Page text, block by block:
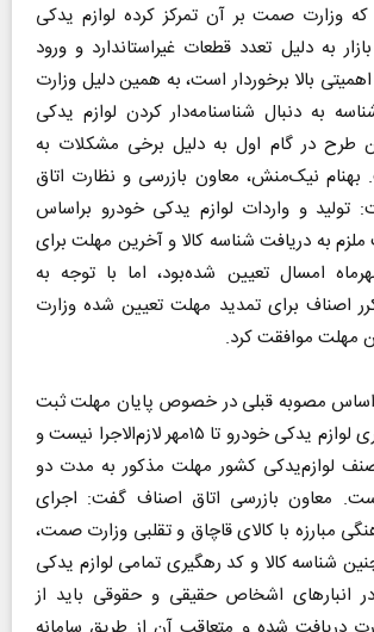
که وزارت صمت بر آن تمرکز کرده لوازم یدکی
به دلیل تعدد قطعات غیر‌استاندارد و ورود
اهمیتی بالا برخوردار است، به همین دلیل وزارت
به دنبال شناسنامه‌دار کردن لوازم یدکی
طرح در گام اول به دلیل برخی مشکلات به
بهنام نیک‌منش، معاون بازرسی و نظارت اتاق
تولید و واردات لوازم یدکی خودرو براساس
به دریافت شناسه کالا و آخرین مهلت برای
منظور ۱۵ مهر‌ماه امسال تعیین شده‌بود، اما با توجه به
اصناف برای تمدید مهلت تعیین شده وزارت
مهلت موافقت کرد.
اساس مصوبه قبلی در خصوص پایان مهلت ثبت
شناسه و کد رهگیری لوازم یدکی خودرو تا ۱۵مهر لازم‌الاجرا نیست و
لوازم‌یدکی کشور مهلت مذکور به مدت دو
معاون بازرسی اتاق اصناف گفت: اجرای
مبارزه با کالای قاچاق و تقلبی وزارت صمت،
شناسه کالا و کد رهگیری تمامی لوازم یدکی
انبار‌های اشخاص حقیقی و حقوقی باید از